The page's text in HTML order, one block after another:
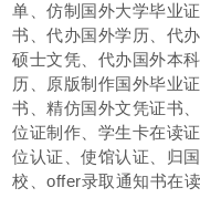
单、仿制国外大学毕业
书、代办国外学历、代
硕士文凭、代办国外本
历、原版制作国外毕业
书、精仿国外文凭证书
位证制作、学生卡在读
位认证、使馆认证、归
校、offer录取通知书在